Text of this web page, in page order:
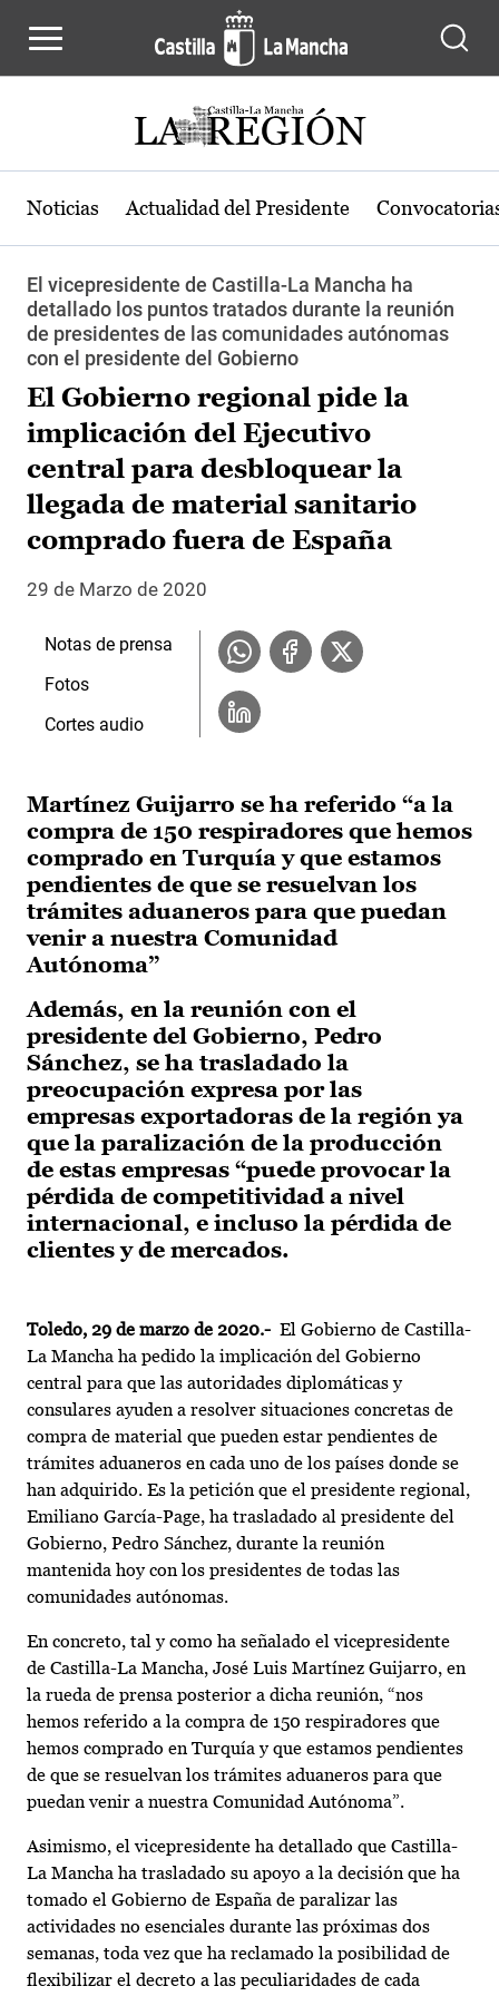
Noticias Actualidad del Presidente
El vicepresidente de Castilla-La Mancha ha
detallado los puntos tratados durante la reunión
de presidentes de las comunidades autónomas
con el presidente del Gobierno
El Gobierno regional pide la
implicación del Ejecutivo
central para desbloquear la
llegada de material sanitario
comprado fuera de España
29 de Marzo de 2020
Martínez Guijarro se ha referido “a la
compra de 150 respiradores que hemos
comprado en Turquía y que estamos
pendientes de que se resuelvan los
trámites aduaneros para que puedan
venir a nuestra Comunidad
Autónoma”
Además, en la reunión con el
presidente del Gobierno, Pedro
Sánchez, se ha trasladado la
preocupación expresa por las
empresas exportadoras de la región ya
que la paralización de la producción
de estas empresas “puede provocar la
pérdida de competitividad a nivel
internacional, e incluso la pérdida de
clientes y de mercados.
Toledo, 29 de marzo de 2020.- El Gobierno de Castilla-
La Mancha ha pedido la implicación del Gobierno
central para que las autoridades diplomáticas y
consulares ayuden a resolver situaciones concretas de
compra de material que pueden estar pendientes de
trámites aduaneros en cada uno de los países donde se
han adquirido. Es la petición que el presidente regional,
Emiliano García-Page, ha trasladado al presidente del
Gobierno, Pedro Sánchez, durante la reunión
mantenida hoy con los presidentes de todas las
comunidades autónomas.
En concreto, tal y como ha señalado el vicepresidente
de Castilla-La Mancha, José Luis Martínez Guijarro, en
la rueda de prensa posterior a dicha reunión, “nos
hemos referido a la compra de 150 respiradores que
hemos comprado en Turquía y que estamos pendientes
de que se resuelvan los trámites aduaneros para que
puedan venir a nuestra Comunidad Autónoma”.
Asimismo, el vicepresidente ha detallado que Castilla-
La Mancha ha trasladado su apoyo a la decisión que ha
tomado el Gobierno de España de paralizar las
actividades no esenciales durante las próximas dos
semanas, toda vez que ha reclamado la posibilidad de
flexibilizar el decreto a las peculiaridades de cada
Notas de prensa
Fotos
Cortes audio